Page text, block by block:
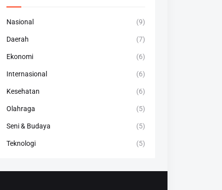
Nasional (9)
Daerah (7)
Ekonomi (6)
Internasional (6)
Kesehatan (6)
Olahraga (5)
Seni & Budaya (5)
Teknologi (5)